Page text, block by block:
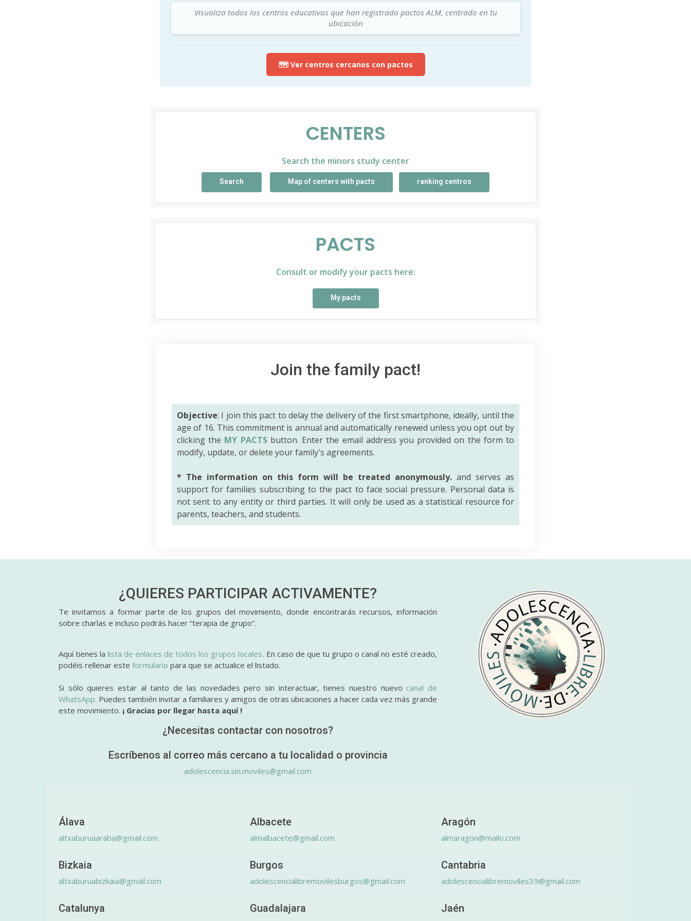
Visualiza todos los centros educativos que han registrado pactos ALM, centrado en tu
ubicación
🗺️ Ver centros cercanos con pactos
CENTERS
Search the minors study center
Search Map of centers with pacts ranking centros
PACTS
Consult or modify your pacts here:
My pacts
Join the family pact!
Objective: I join this pact to delay the delivery of the first smartphone, ideally, until the
age of 16. This commitment is annual and automatically renewed unless you opt out by
clicking the MY PACTSbutton. Enter the email address you provided on the form to
modify, update, or delete your family's agreements.
* The information on this form will be treated anonymously. and serves as
support for families subscribing to the pact to face social pressure. Personal data is
not sent to any entity or third parties. It will only be used as a statistical resource for
parents, teachers, and students.
¿QUIERES PARTICIPAR ACTIVAMENTE?
Te invitamos a formar parte de los grupos del movimiento, donde encontrarás recursos, información
sobre charlas e incluso podrás hacer “terapia de grupo”.
Aquí tienes lalista de enlaces de todos los grupos locales. En caso de que tu grupo o canal no esté creado,
podéis rellenar este formulario para que se actualice el listado.
Si sólo quieres estar al tanto de las novedades pero sin interactuar, tienes nuestro nuevo canal de
WhatsApp. Puedes también invitar a familiares y amigos de otras ubicaciones a hacer cada vez más grande
este movimiento. ¡ Gracias por llegar hasta aquí !
¿Necesitas contactar con nosotros?
Escríbenos al correo más cercano a tu localidad o provincia
adolescencia.sin.moviles@gmail.com
Álava
altxaburuaaraba@gmail.com
Albacete
almalbacete@gmail.com
Aragón
almaragon@mailo.com
Bizkaia
altxaburuabizkaia@gmail.com
Burgos
adolescencialibremovilesburgos@gmail.com
Cantabria
adolescencialibremoviles39@gmail.com
Catalunya Guadalajara Jaén